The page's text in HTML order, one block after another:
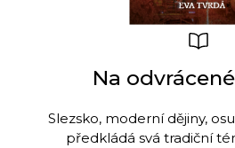
Na
Slezsko, moderní dějiny,
předkládá svá tradiční